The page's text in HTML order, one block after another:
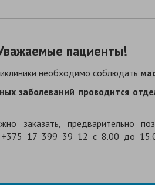
пациенты!
необходимо соблюдать
заболеваний проводится
заказать, предварительно
17 399 39 12 с 8.00 до